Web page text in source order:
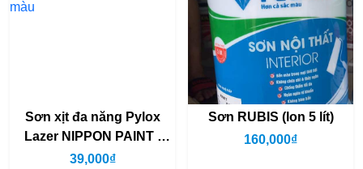
Sơn xịt đa năng Pylox
Lazer NIPPON PAINT -
Dung tích 400ml - Nhiều
39,000₫
Sơn RUBIS (lon 5 lít)
160,000₫